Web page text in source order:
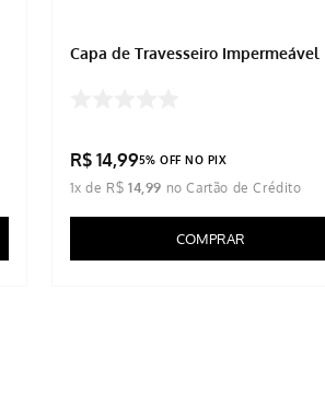
Capa de Travesseiro Impermeável
R$ 14,995% OFF NO PIX
1x de R$ 14,99
COMPRAR